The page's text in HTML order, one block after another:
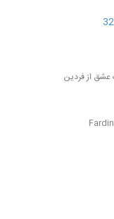
عشق از فردین